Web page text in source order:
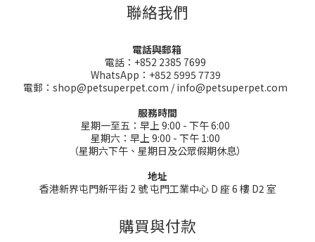
聯絡我們
電話與郵箱
電話：+852 2385 7699
WhatsApp：+852 5995 7739
電郵：shop@petsuperpet.com / info@petsuperpet.com
服務時間
星期一至五：早上 9:00 - 下午 6:00
星期六：早上 9:00 - 下午 1:00
（星期六下午、星期日及公眾假期休息）
地址
香港新界屯門新平街 2 號 屯門工業中心 D 座 6 樓 D2 室
購買與付款